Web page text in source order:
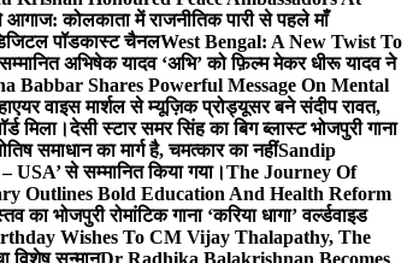
कोलकाता में राजनीतिक पारी से पहले माँ
पॉडकास्ट चैनलWest Bengal: A New Twist To
अभिषेक यादव ‘अभि’ को फ़िल्म मेकर धीरू यादव ने
Babbar Shares Powerful Message On Mental
एयर वाइस मार्शल से म्यूज़िक प्रोड्यूसर बने संदीप रावत,
मिला।देसी स्टार समर सिंह का बिग ब्लास्ट भोजपुरी गाना
समाधान का मार्ग है, चमत्कार का नहींSandip
USA’ से सम्मानित किया गया।The Journey Of
Outlines Bold Education And Health Reform
भोजपुरी रोमांटिक गाना ‘करिया धागा’ वर्ल्डवाइड
Wishes To CM Vijay Thalapathy, The
विशेष सन्मानDr Radhika Balakrishnan Becomes